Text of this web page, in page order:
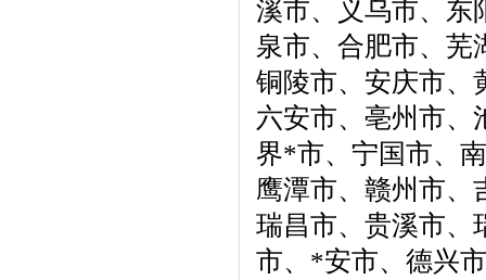
溪市、义乌市、东
泉市、合肥市、芜
铜陵市、安庆市、
六安市、亳州市、
界*市、宁国市、
鹰潭市、赣州市、
瑞昌市、贵溪市、
市、*安市、德兴